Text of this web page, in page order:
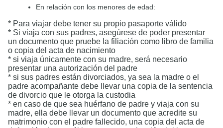
En relación con los menores de edad:
* Para viajar debe tener su propio pasaporte válido
* Si viaja con sus padres, asegúrese de poder presentar
un documento que pruebe la filiación como libro de familia
o copia del acta de nacimiento
* si viaja únicamente con su madre, será necesario
presentar una autorización del padre
* si sus padres están divorciados, ya sea la madre o el
padre acompañante debe llevar una copia de la sentencia
de divorcio que le otorga la custodia
* en caso de que sea huérfano de padre y viaja con su
madre, ella debe llevar un documento que acredite su
matrimonio con el padre fallecido, una copia del acta de